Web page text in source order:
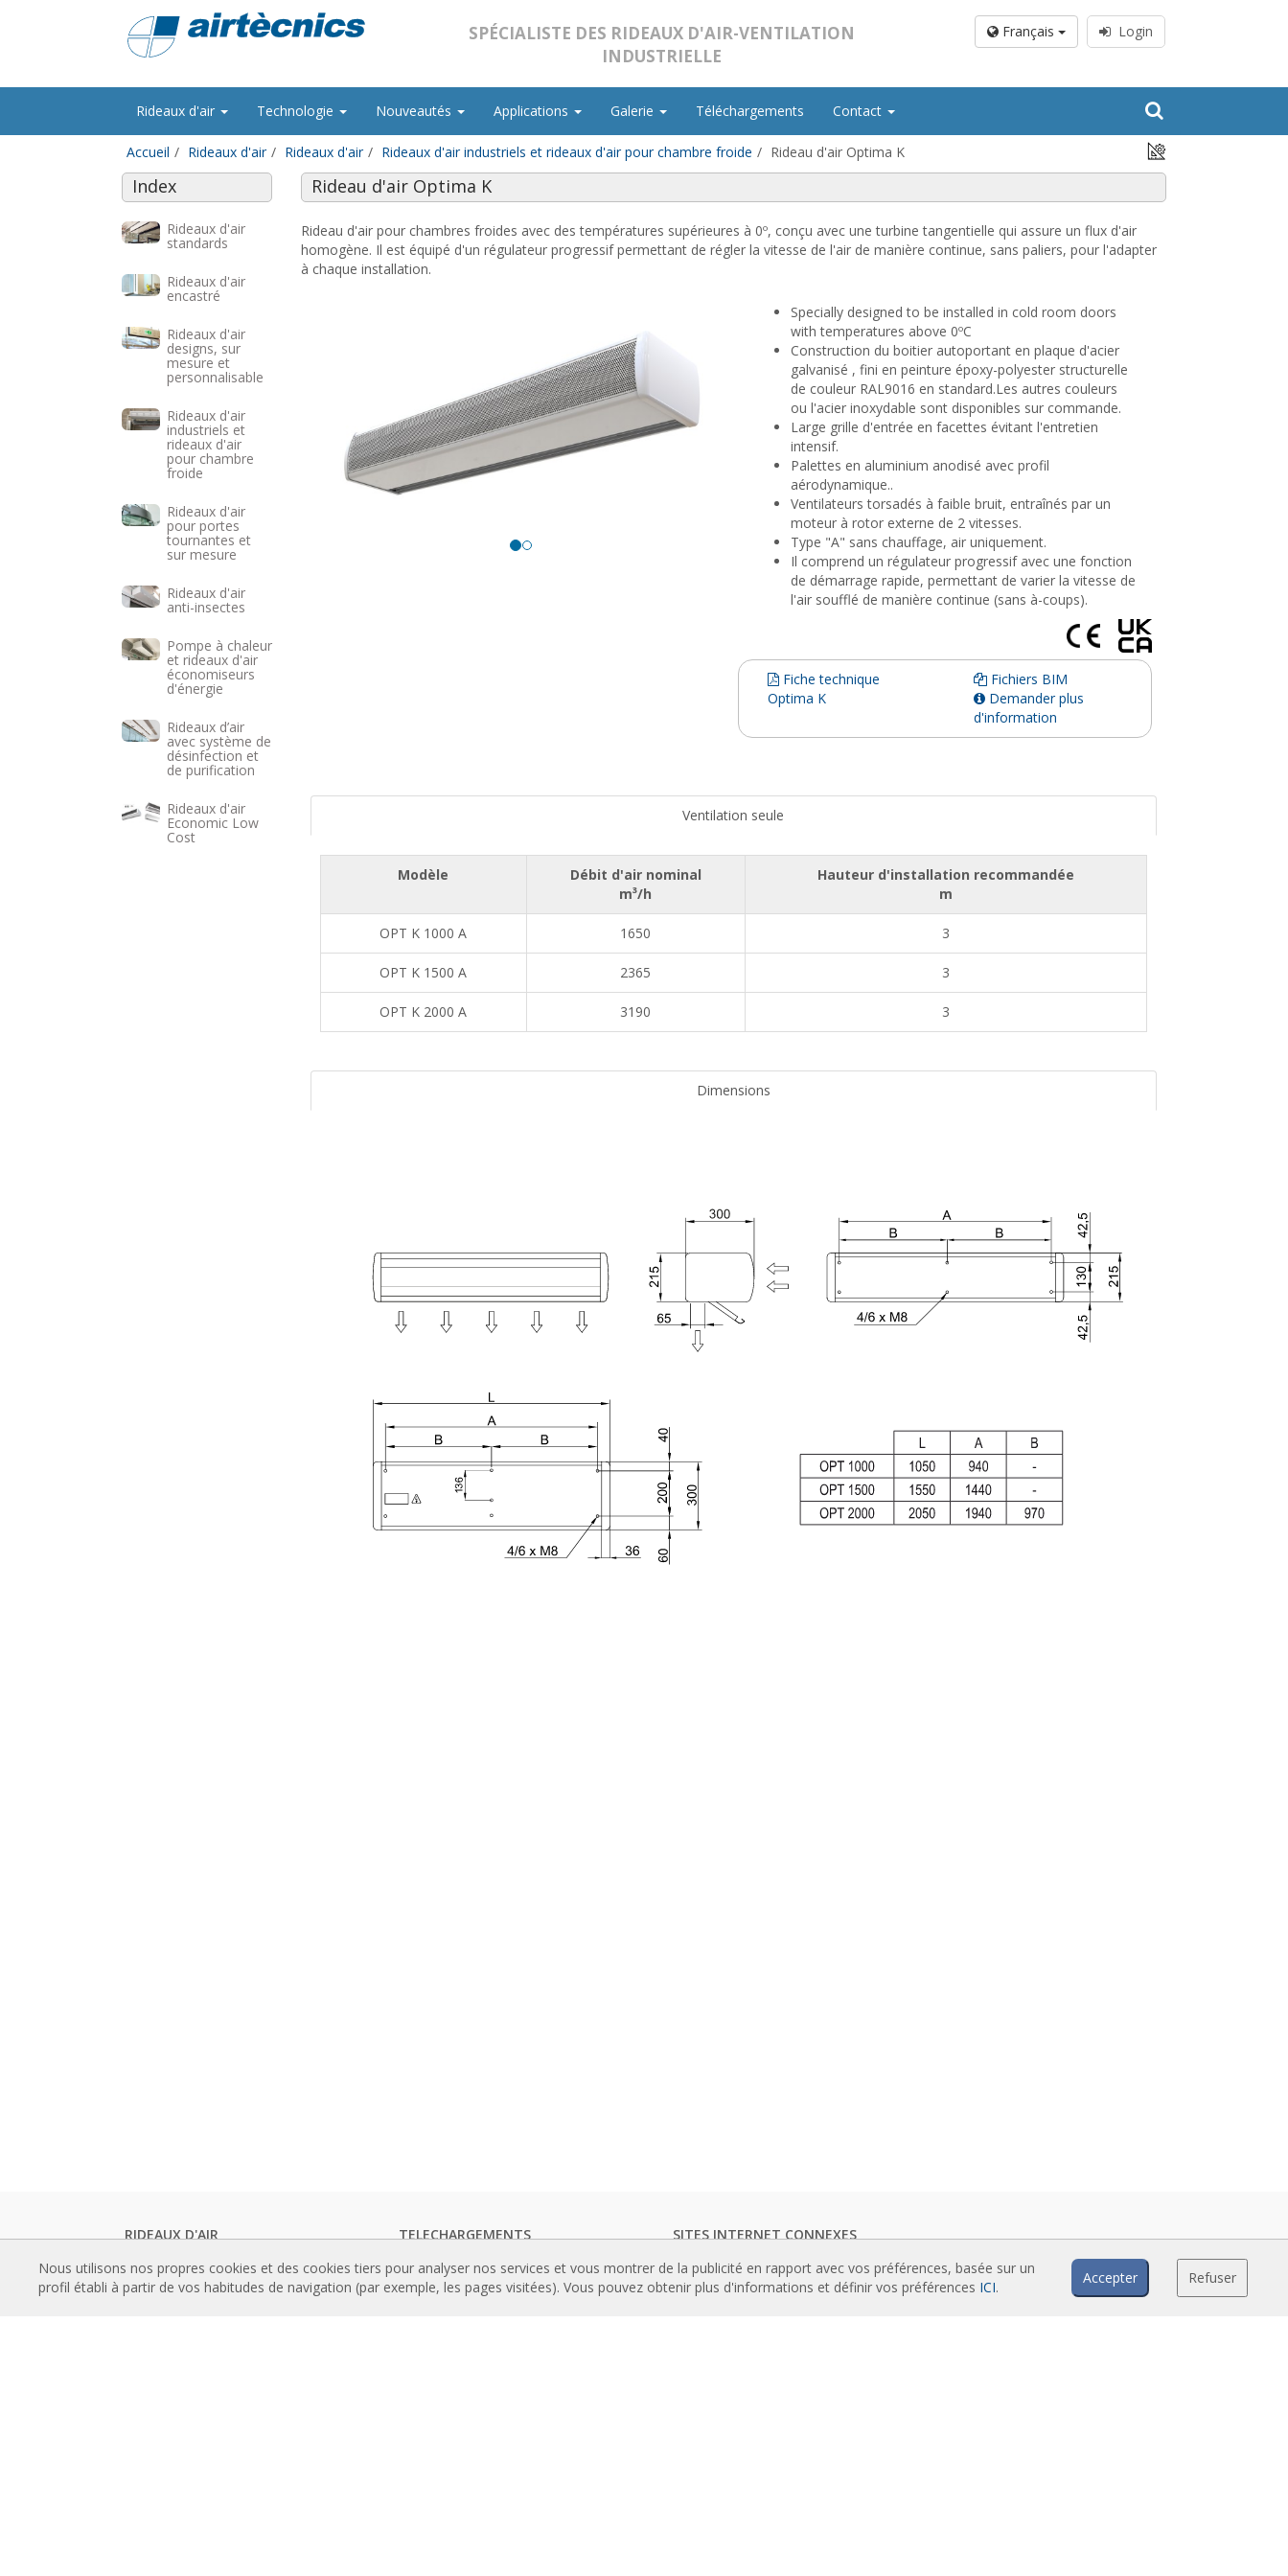
SPÉCIALISTE DES RIDEAUX D'AIR-VENTILATION
INDUSTRIELLE
Français Login
Rideaux d'air Technologie Nouveautés Applications Galerie Téléchargements Contact
Accueil Rideaux d'air Rideaux d'air Rideaux d'air industriels et rideaux d'air pour chambre froide Rideau d'air Optima K
Index
Rideaux d'air
standards
Rideaux d'air
encastré
Rideaux d'air
designs, sur
mesure et
personnalisable
Rideaux d'air
industriels et
rideaux d'air
pour chambre
froide
Rideaux d'air
pour portes
tournantes et
sur mesure
Rideaux d'air
anti-insectes
Pompe à chaleur
et rideaux d'air
économiseurs
d'énergie
Rideaux d’air
avec système de
désinfection et
de purification
Rideaux d'air
Economic Low
Cost
Rideau d'air Optima K
Rideau d'air pour chambres froides avec des températures supérieures à 0º, conçu avec une turbine tangentielle qui assure un flux d'air
homogène. Il est équipé d'un régulateur progressif permettant de régler la vitesse de l'air de manière continue, sans paliers, pour l'adapter
à chaque installation.
Specially designed to be installed in cold room doors
with temperatures above 0ºC
Construction du boitier autoportant en plaque d'acier
galvanisé , fini en peinture époxy-polyester structurelle
de couleur RAL9016 en standard.Les autres couleurs
ou l'acier inoxydable sont disponibles sur commande.
Large grille d'entrée en facettes évitant l'entretien
intensif.
Palettes en aluminium anodisé avec profil
aérodynamique..
Ventilateurs torsadés à faible bruit, entraînés par un
moteur à rotor externe de 2 vitesses.
Type "A" sans chauffage, air uniquement.
Il comprend un régulateur progressif avec une fonction
de démarrage rapide, permettant de varier la vitesse de
l'air soufflé de manière continue (sans à-coups).
Fiche technique
Optima K
Fichiers BIM
Demander plus
d'information
Ventilation seule
Modèle
Débit d'air nominal
m³/h
Hauteur d'installation recommandée
m
OPT K 1000 A 1650 3
OPT K 1500 A 2365 3
OPT K 2000 A 3190 3
Dimensions
RIDEAUX D'AIR
Rideaux d'air standards
Rideaux d'air encastré
Rideaux d'air designs, sur mesure et
TELECHARGEMENTS
Catalogues de rideaux d'air
Documentation technique
Certificats de qualité
SITES INTERNET CONNEXES
Rideaux d’air
Actuadores
Cortinas de aire
Nous utilisons nos propres cookies et des cookies tiers pour analyser nos services et vous montrer de la publicité en rapport avec vos préférences, basée sur un
profil établi à partir de vos habitudes de navigation (par exemple, les pages visitées). Vous pouvez obtenir plus d'informations et définir vos préférences ICI.
Accepter Refuser